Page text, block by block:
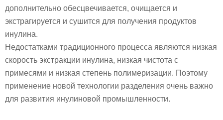
дополнительно обесцвечивается, очищается и
экстрагируется и сушится для получения продуктов
инулина.
Недостатками традиционного процесса являются низкая
скорость экстракции инулина, низкая чистота с
примесями и низкая степень полимеризации. Поэтому
применение новой технологии разделения очень важно
для развития инулиновой промышленности.